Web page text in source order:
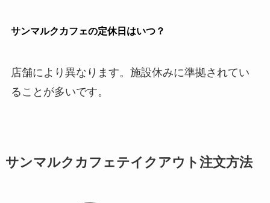
サンマルクカフェの定休日はいつ？
店舗により異なります。施設休みに準拠されてい
ることが多いです。
サンマルクカフェテイクアウト注文方法